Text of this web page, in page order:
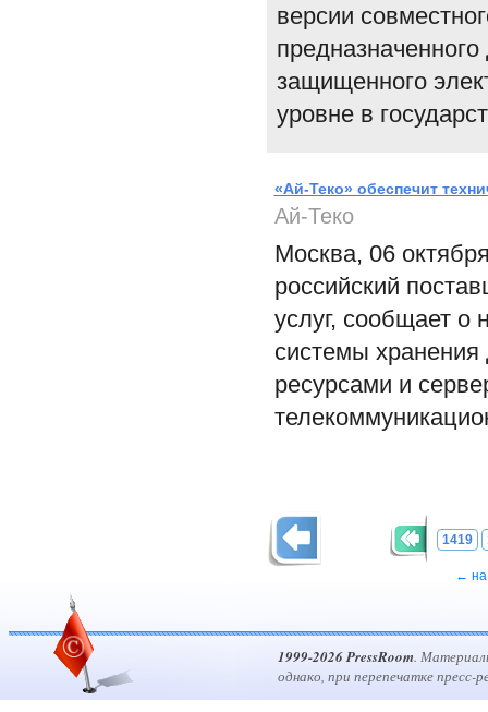
версии
защищенного
уровне в
«Ай-Теко» обеспечит
Ай-Теко
Москва, 06
российский
услуг, сообщает о
системы
ресурсами и
1419
← на
1999-2026 PressRoom.
однако, при перепечатке пресс-